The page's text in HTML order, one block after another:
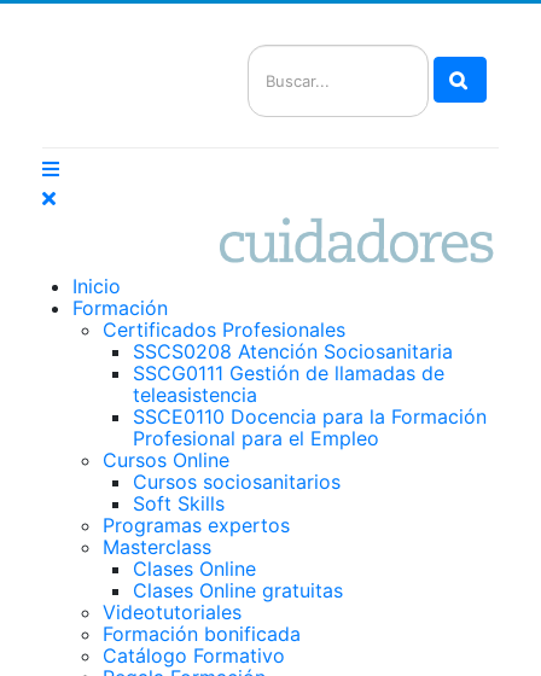
Inicio
Formación
Certificados Profesionales
SSCS0208 Atención Sociosanitaria
SSCG0111 Gestión de llamadas de
teleasistencia
SSCE0110 Docencia para la Formación
Profesional para el Empleo
Cursos Online
Cursos sociosanitarios
Soft Skills
Programas expertos
Masterclass
Clases Online
Clases Online gratuitas
Videotutoriales
Formación bonificada
Catálogo Formativo